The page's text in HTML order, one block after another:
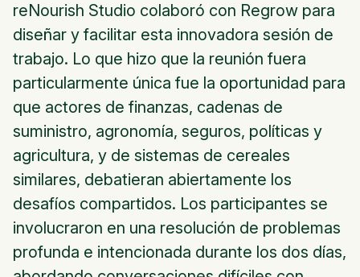
reNourish Studio colaboró con Regrow para
diseñar y facilitar esta innovadora sesión de
trabajo. Lo que hizo que la reunión fuera
particularmente única fue la oportunidad para
que actores de finanzas, cadenas de
suministro, agronomía, seguros, políticas y
agricultura, y de sistemas de cereales
similares, debatieran abiertamente los
desafíos compartidos. Los participantes se
involucraron en una resolución de problemas
profunda e intencionada durante los dos días,